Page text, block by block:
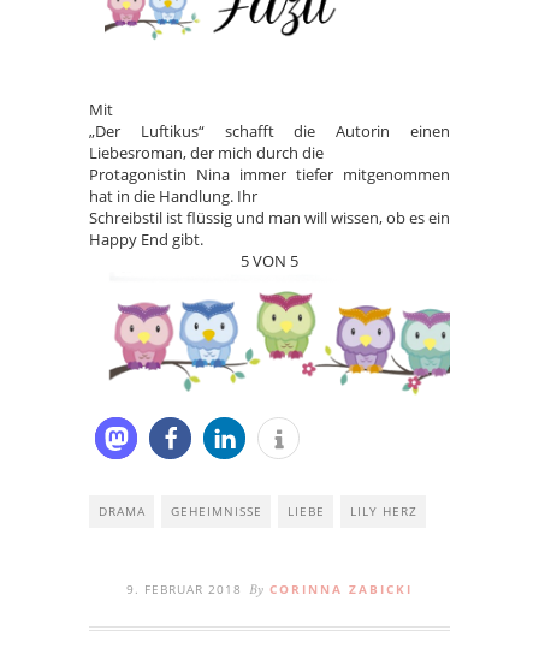
Mit
„Der Luftikus“ schafft die Autorin einen
Liebesroman, der mich durch die
Protagonistin Nina immer tiefer mitgenommen
hat in die Handlung. Ihr
Schreibstil ist flüssig und man will wissen, ob es ein
Happy End gibt.
5 VON 5
DRAMA GEHEIMNISSE LIEBE LILY HERZ
9. FEBRUAR 2018 By CORINNA ZABICKI